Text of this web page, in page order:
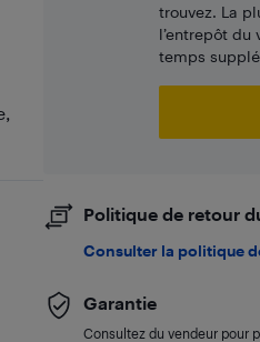
trouvez. La
l’entrepôt du
temps
Politique de retour
Consulter la politique
Garantie
Consultez du vendeur pour